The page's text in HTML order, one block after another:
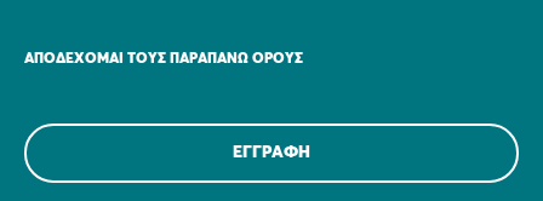
ΑΠΟΔΈΧΟΜΑΙ ΤΟΥΣ ΠΑΡΑΠΆΝΩ ΌΡΟΥΣ